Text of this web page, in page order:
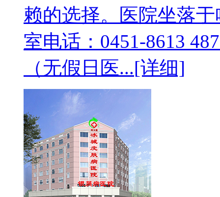
赖的选择。医院坐落
室电话：0451-8613
（无假日医...[详细]